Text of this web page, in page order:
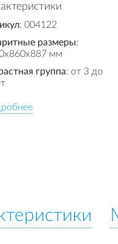
: 004122
размеры:
мм
группа: от 3 до